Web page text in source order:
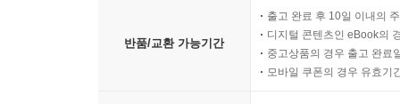
반품/교환 가능기간
출고 완료 후 10일 이내의
디지털 콘텐츠인 eBook의
중고상품의 경우 출고 완료
모바일 쿠폰의 경우 유효기